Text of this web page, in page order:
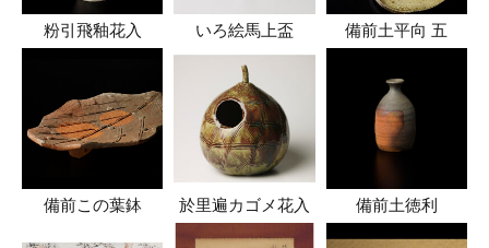
粉引飛釉花入 いろ絵馬上盃 備前土平向 五
備前この葉鉢 於里遍カゴメ花入 備前土徳利